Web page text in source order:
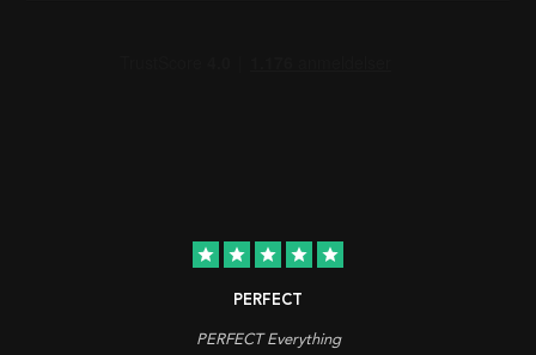
star star star star star
PERFECT
PERFECT Everything